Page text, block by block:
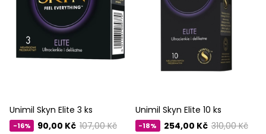
Unimil Skyn ​​​​Elite 3 ks
-16% 107,00 Kč
90,00 Kč
Unimil Skyn ​​​​Elite 10 ks
-18% 310,00 Kč
254,00 Kč